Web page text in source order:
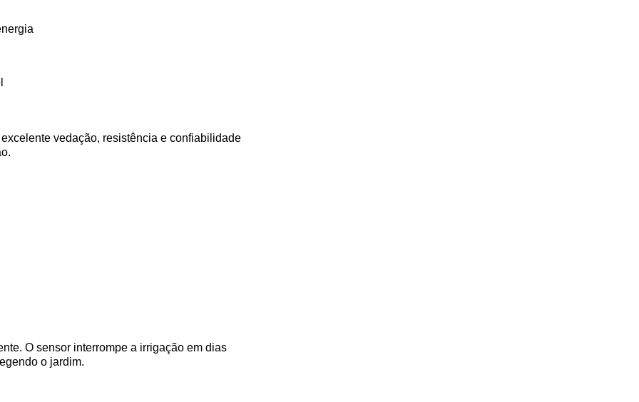
vedação, resistência e confiabilidade
O sensor interrompe a irrigação em dias
o jardim.